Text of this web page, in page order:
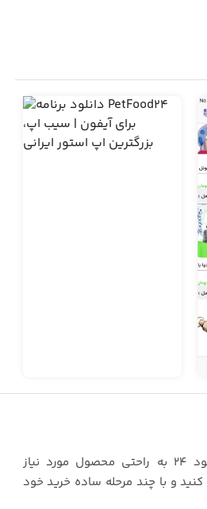
با نصب اپلیکیشن پت فود 24 به راحتی محصول مورد نیاز
و با چند مرحله ساده خرید خود